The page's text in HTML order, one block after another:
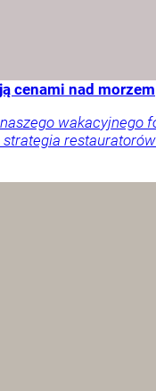
cenami nad morzem
wakacyjnego